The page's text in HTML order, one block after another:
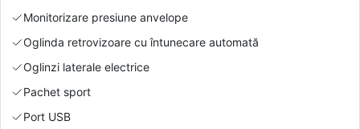
Monitorizare presiune anvelope
Oglinda retrovizoare cu întunecare automată
Oglinzi laterale electrice
Pachet sport
Port USB